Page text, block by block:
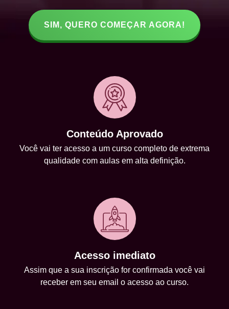
SIM, QUERO COMEÇAR AGORA!
Conteúdo Aprovado
Você vai ter acesso a um curso completo de extrema
qualidade com aulas em alta definição.
Acesso imediato
Assim que a sua inscrição for confirmada você vai
receber em seu email o acesso ao curso.